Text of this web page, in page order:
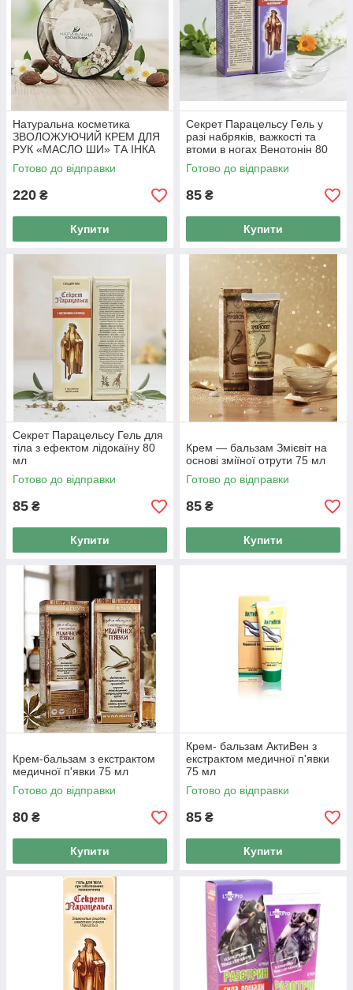
Натуральна косметика
ЗВОЛОЖУЮЧИЙ КРЕМ ДЛЯ
РУК «МАСЛО ШИ» ТА ІНКА
ІНЧІ 150 мл.
Готово до відправки
220 ₴
Купити
Секрет Парацельсу Гель у
разі набряків, важкості та
втоми в ногах Венотонін 80
мл
Готово до відправки
85 ₴
Купити
Секрет Парацельсу Гель для
тіла з ефектом лідокаїну 80
мл
Готово до відправки
85 ₴
Купити
Крем — бальзам Змієвіт на
основі зміїної отрути 75 мл
Готово до відправки
85 ₴
Купити
Крем-бальзам з екстрактом
медичної п'явки 75 мл
Готово до відправки
80 ₴
Купити
Крем- бальзам АктиВен з
екстрактом медичної п'явки
75 мл
Готово до відправки
85 ₴
Купити